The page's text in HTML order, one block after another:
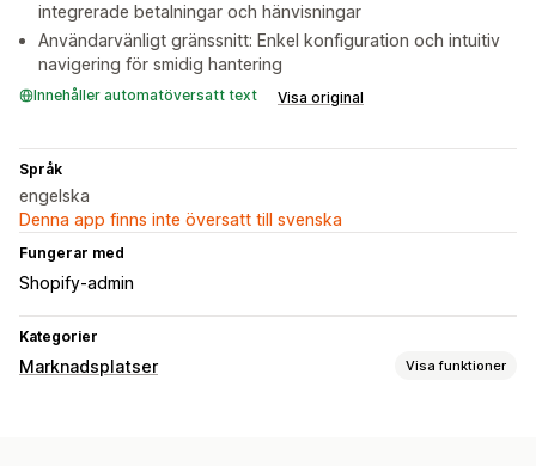
integrerade betalningar och hänvisningar
Användarvänligt gränssnitt: Enkel konfiguration och intuitiv
navigering för smidig hantering
Innehåller automatöversatt text Visa original
Språk
engelska
Denna app finns inte översatt till svenska
Fungerar med
Shopify-admin
Kategorier
Marknadsplatser Visa funktioner